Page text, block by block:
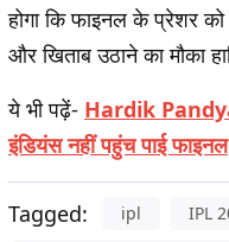
होगा कि फाइनल के प्रेशर
और खिताब उठाने का मौका
ये भी पढ़ें- Hardik
इंडियंस नहीं पहुंच पाई फाइनल
Tagged: ipl
IPL